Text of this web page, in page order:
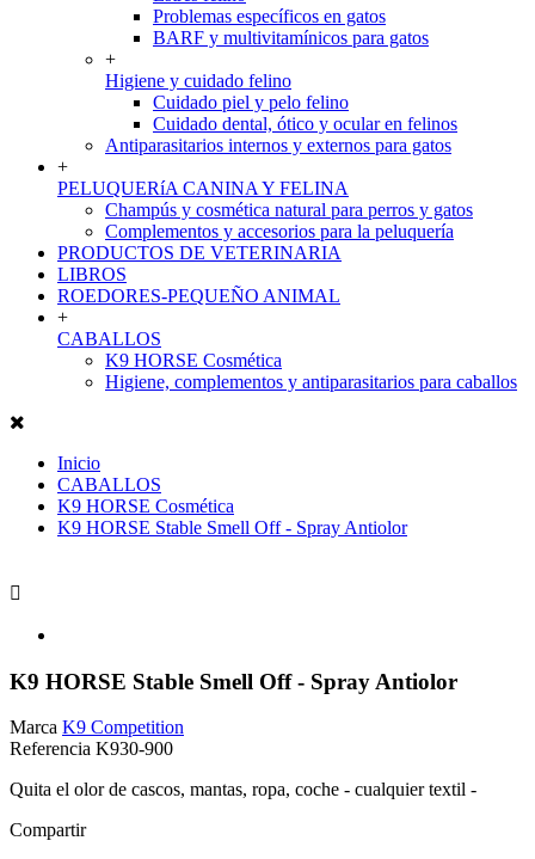
Problemas específicos en gatos
BARF y multivitamínicos para gatos
+
Higiene y cuidado felino
Cuidado piel y pelo felino
Cuidado dental, ótico y ocular en felinos
Antiparasitarios internos y externos para gatos
+
PELUQUERíA CANINA Y FELINA
Champús y cosmética natural para perros y gatos
Complementos y accesorios para la peluquería
PRODUCTOS DE VETERINARIA
LIBROS
ROEDORES-PEQUEÑO ANIMAL
+
CABALLOS
K9 HORSE Cosmética
Higiene, complementos y antiparasitarios para caballos
Inicio
CABALLOS
K9 HORSE Cosmética
K9 HORSE Stable Smell Off - Spray Antiolor

K9 HORSE Stable Smell Off - Spray Antiolor
Marca K9 Competition
Referencia K930-900
Quita el olor de cascos, mantas, ropa, coche - cualquier textil -
Compartir